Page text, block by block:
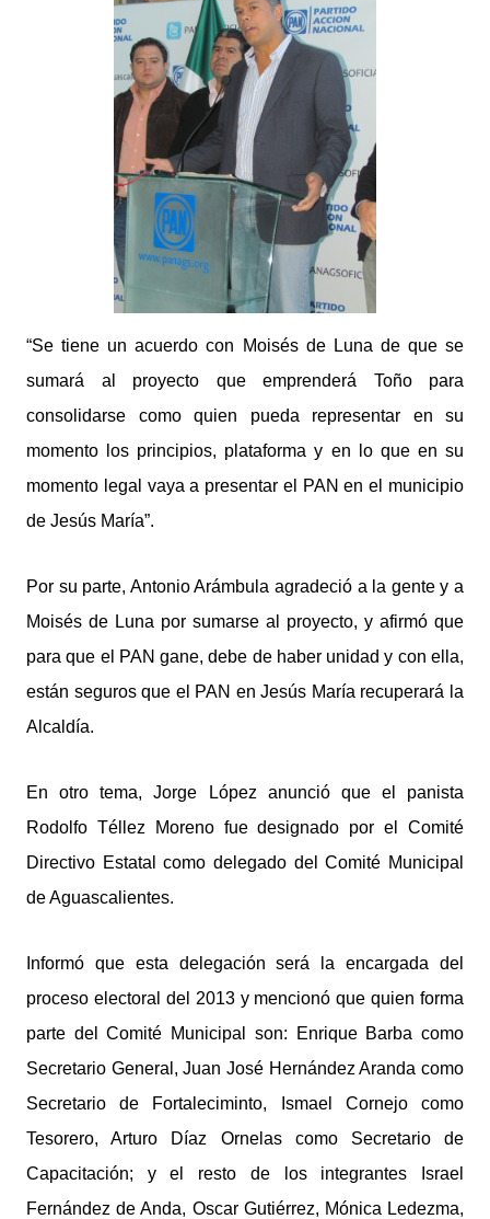
“Se tiene un acuerdo con Moisés de Luna de que se
sumará al proyecto que emprenderá Toño para
consolidarse como quien pueda representar en su
momento los principios, plataforma y en lo que en su
momento legal vaya a presentar el PAN en el municipio
de Jesús María”.
Por su parte, Antonio Arámbula agradeció a la gente y a
Moisés de Luna por sumarse al proyecto, y afirmó que
para que el PAN gane, debe de haber unidad y con ella,
están seguros que el PAN en Jesús María recuperará la
Alcaldía.
En otro tema, Jorge López anunció que el panista
Rodolfo Téllez Moreno fue designado por el Comité
Directivo Estatal como delegado del Comité Municipal
de Aguascalientes.
Informó que esta delegación será la encargada del
proceso electoral del 2013 y mencionó que quien forma
parte del Comité Municipal son: Enrique Barba como
Secretario General, Juan José Hernández Aranda como
Secretario de Fortaleciminto, Ismael Cornejo como
Tesorero, Arturo Díaz Ornelas como Secretario de
Capacitación; y el resto de los integrantes Israel
Fernández de Anda, Oscar Gutiérrez, Mónica Ledezma,